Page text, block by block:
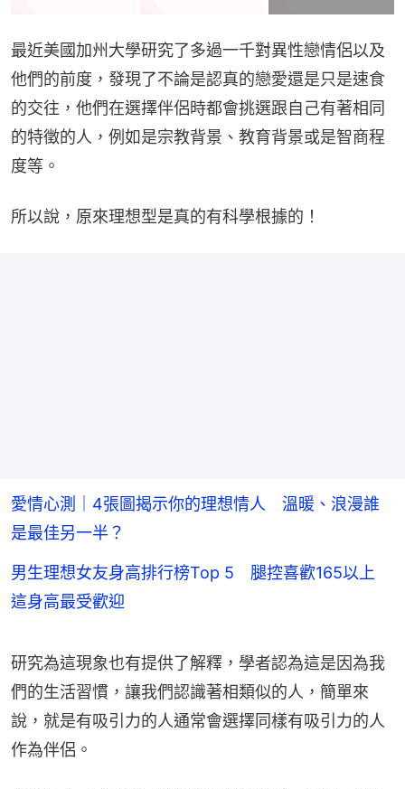
最近美國加州大學研究了多過一千對異性戀情侶以及
他們的前度，發現了不論是認真的戀愛還是只是速食
的交往，他們在選擇伴侶時都會挑選跟自己有著相同
的特徵的人，例如是宗教背景、教育背景或是智商程
度等。
所以說，原來理想型是真的有科學根據的！
愛情心測｜4張圖揭示你的理想情人 溫暖、浪漫誰
是最佳另一半？
男生理想女友身高排行榜Top 5 腿控喜歡165以上
這身高最受歡迎
研究為這現象也有提供了解釋，學者認為這是因為我
們的生活習慣，讓我們認識著相類似的人，簡單來
說，就是有吸引力的人通常會選擇同樣有吸引力的人
作為伴侶。